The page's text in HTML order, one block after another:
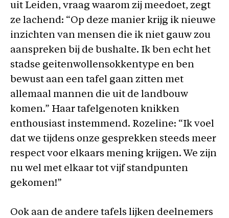
uit Leiden, vraag waarom zij meedoet, zegt
ze lachend: “Op deze manier krijg ik nieuwe
inzichten van mensen die ik niet gauw zou
aanspreken bij de bushalte. Ik ben echt het
stadse geitenwollensokkentype en ben
bewust aan een tafel gaan zitten met
allemaal mannen die uit de landbouw
komen.” Haar tafelgenoten knikken
enthousiast instemmend. Rozeline: “Ik voel
dat we tijdens onze gesprekken steeds meer
respect voor elkaars mening krijgen. We zijn
nu wel met elkaar tot vijf standpunten
gekomen!”
Ook aan de andere tafels lijken deelnemers